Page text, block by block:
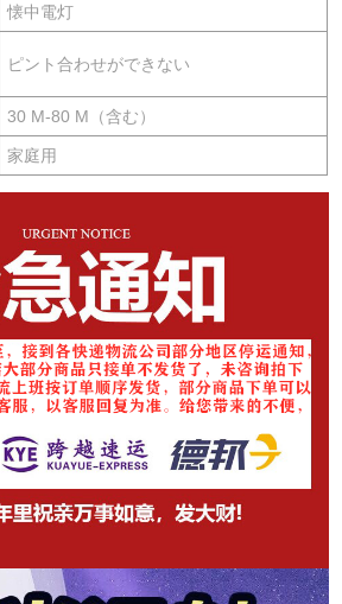
懐中電灯
ピント合わせができない
30 M-80 M（含む）
家庭用